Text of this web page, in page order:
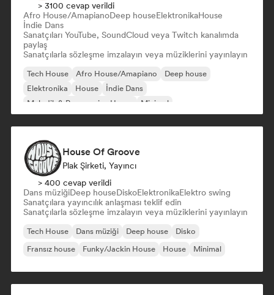
> 3100 cevap verildi
Afro House/AmapianoDeep houseElektronikaHouse
İndie Dans
Sanatçıları YouTube, SoundCloud veya Twitch kanalımda
paylaş
Sanatçılarla sözleşme imzalayın veya müziklerini yayınlayın
Tech House Afro House/Amapiano
Deep house
Elektronika
House
İndie Dans
Melodik & Progressive House
Minimal
House Of Groove
Plak Şirketi, Yayıncı
> 400 cevap verildi
Dans müziğiDeep houseDiskoElektronikaElektro swing
Sanatçılara yayıncılık anlaşması teklif edin
Sanatçılarla sözleşme imzalayın veya müziklerini yayınlayın
Tech House Dans müziği Deep house
Disko
Fransız house
Funky/Jackin House House Minimal